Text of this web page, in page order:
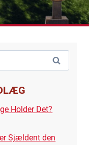
Holder Det?
Sjældent den